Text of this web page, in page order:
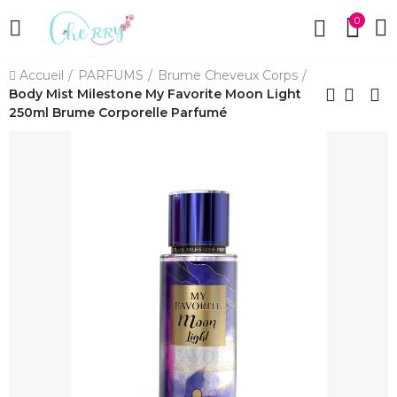
0
Accueil PARFUMS
Brume Cheveux Corps
Body Mist Milestone My Favorite Moon Light
250ml Brume Corporelle Parfumé